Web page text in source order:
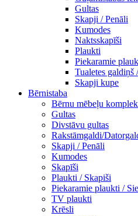
Gultas
Skapji / Penāli
Kumodes
Naktsskapīši
Plaukti
Piekaramie
Tualetes galdiņš
Skapji kupe
Bērnistaba
Bērnu mēbeļu
Gultas
Divstāvu gultas
Rakstāmgaldi/
Skapji / Penāli
Kumodes
Skapīši
Plaukti / Skapiši
Piekaramie plaukti /
TV plaukti
Krēsli